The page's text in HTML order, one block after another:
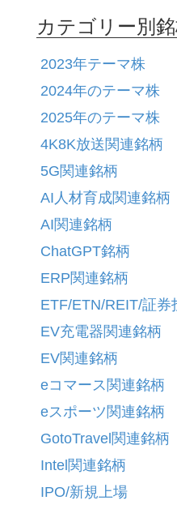
カテゴリー別
2023年テーマ株
2024年のテーマ株
2025年のテーマ株
4K8K放送関連銘柄
5G関連銘柄
AI人材育成関連銘柄
AI関連銘柄
ChatGPT銘柄
ERP関連銘柄
ETF/ETN/REIT/証券
EV充電器関連銘柄
EV関連銘柄
eコマース関連銘柄
eスポーツ関連銘柄
GotoTravel関連銘柄
Intel関連銘柄
IPO/新規上場